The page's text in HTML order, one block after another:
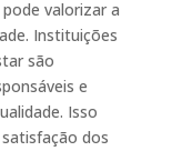
valorizar a
Instituições
são
e
Isso
dos